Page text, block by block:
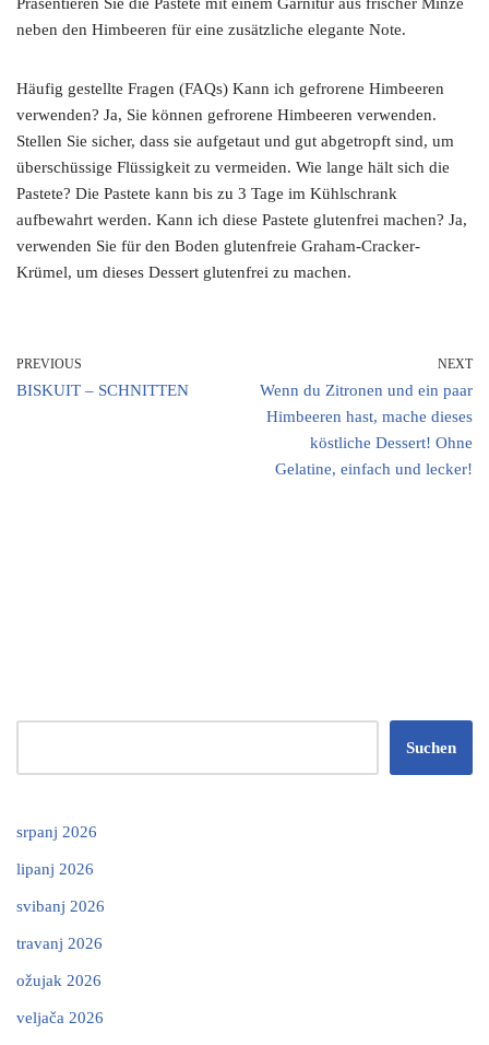
neben den Himbeeren für eine zusätzliche elegante Note.
Häufig gestellte Fragen (FAQs) Kann ich gefrorene Himbeeren
verwenden? Ja, Sie können gefrorene Himbeeren verwenden.
Stellen Sie sicher, dass sie aufgetaut und gut abgetropft sind, um
überschüssige Flüssigkeit zu vermeiden. Wie lange hält sich die
Pastete? Die Pastete kann bis zu 3 Tage im Kühlschrank
aufbewahrt werden. Kann ich diese Pastete glutenfrei machen? Ja,
verwenden Sie für den Boden glutenfreie Graham-Cracker-
Krümel, um dieses Dessert glutenfrei zu machen.
PREVIOUS
BISKUIT – SCHNITTEN
NEXT
Wenn du Zitronen und ein paar
Himbeeren hast, mache dieses
köstliche Dessert! Ohne
Gelatine, einfach und lecker!
Suchen
srpanj 2026
lipanj 2026
svibanj 2026
travanj 2026
ožujak 2026
veljača 2026